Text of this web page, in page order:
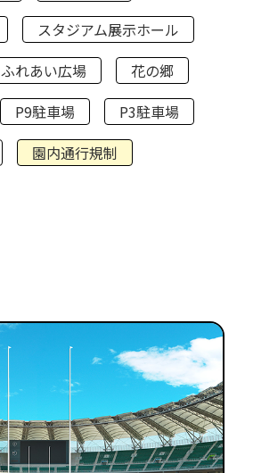
スタジアム展示ホール
ふれあい広場
花の郷
P9駐車場
P3駐車場
園内通行規制